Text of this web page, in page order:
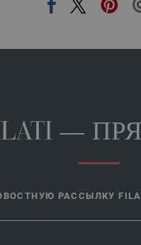
—
РАССЫЛКУ